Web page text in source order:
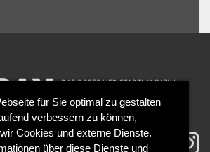
für Sie optimal zu gestalten
verbessern zu können,
Cookies und externe Dienste.
über diese Dienste und